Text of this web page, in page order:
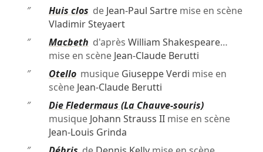
″
Huis clos de Jean-Paul Sartremise en scène
Vladimir Steyaert
″
Macbeth d'après William Shakespeare…
mise en scène Jean-Claude Berutti
″
Otellomusique Giuseppe Verdi mise en
scène Jean-Claude Berutti
″
Die Fledermaus (La Chauve-souris)
musique Johann Strauss IImise en scène
Jean-Louis Grinda